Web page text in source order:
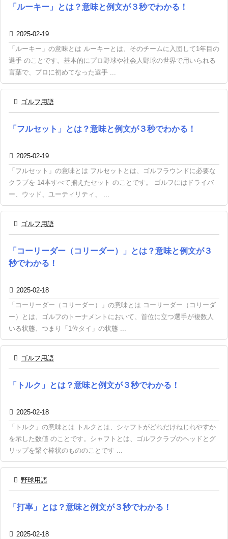
「ルーキー」とは？意味と例文が３秒でわかる！
 2025-02-19
「ルーキー」の意味とは ルーキーとは、そのチームに入団して1年目の
選手 のことです。基本的にプロ野球や社会人野球の世界で用いられる
言葉で、プロに初めてなった選手 ...
 ゴルフ用語
「フルセット」とは？意味と例文が３秒でわかる！
 2025-02-19
「フルセット」の意味とは フルセットとは、ゴルフラウンドに必要な
クラブを 14本すべて揃えたセット のことです。 ゴルフにはドライバ
ー、ウッド、ユーティリティ、 ...
 ゴルフ用語
「コーリーダー（コリーダー）」とは？意味と例文が３
秒でわかる！
 2025-02-18
「コーリーダー（コリーダー）」の意味とは コーリーダー（コリーダ
ー）とは、ゴルフのトーナメントにおいて、首位に立つ選手が複数人
いる状態、つまり「1位タイ」の状態 ...
 ゴルフ用語
「トルク」とは？意味と例文が３秒でわかる！
 2025-02-18
「トルク」の意味とは トルクとは、シャフトがどれだけねじれやすか
を示した数値 のことです。シャフトとは、ゴルフクラブのヘッドとグ
リップを繋ぐ棒状のもののことです ...
 野球用語
「打率」とは？意味と例文が３秒でわかる！
 2025-02-18